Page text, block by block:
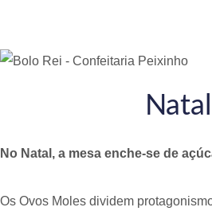
Natal
No Natal, a mesa enche-se de
Os Ovos Moles dividem